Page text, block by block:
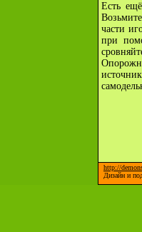
Есть
части
при
http://
Дизайн и